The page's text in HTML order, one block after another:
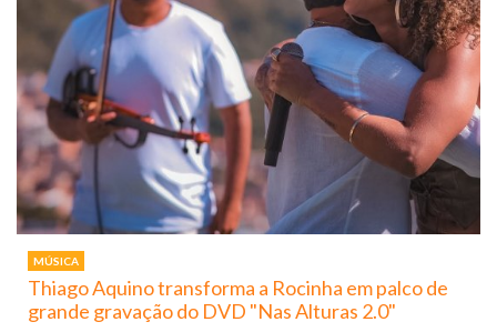
MÚSICA
Thiago Aquino transforma a Rocinha em palco de
grande gravação do DVD "Nas Alturas 2.0"